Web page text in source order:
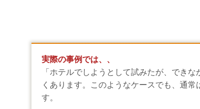
実際の事例では、、
「ホテルでしようとして試みたが、でき
くあります。このようなケースでも、通
す。